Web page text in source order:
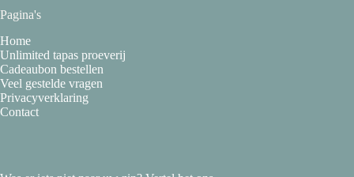
Pagina's
Home
Unlimited tapas proeverij
Cadeaubon bestellen
Veel gestelde vragen
Privacyverklaring
Contact